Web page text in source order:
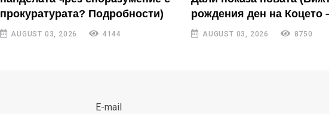
прокуратурата? Подробности)
AUGUST 03, 2026 4144
рождения ден на Коцето
AUGUST 03, 2026 8750
E-mail